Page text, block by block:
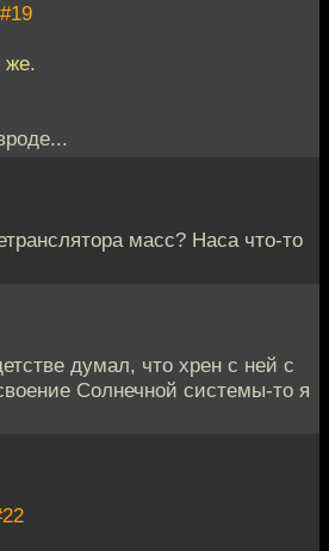
#19
же.
масс? Наса что-то
думал, что хрен с ней с
Солнечной системы-то я